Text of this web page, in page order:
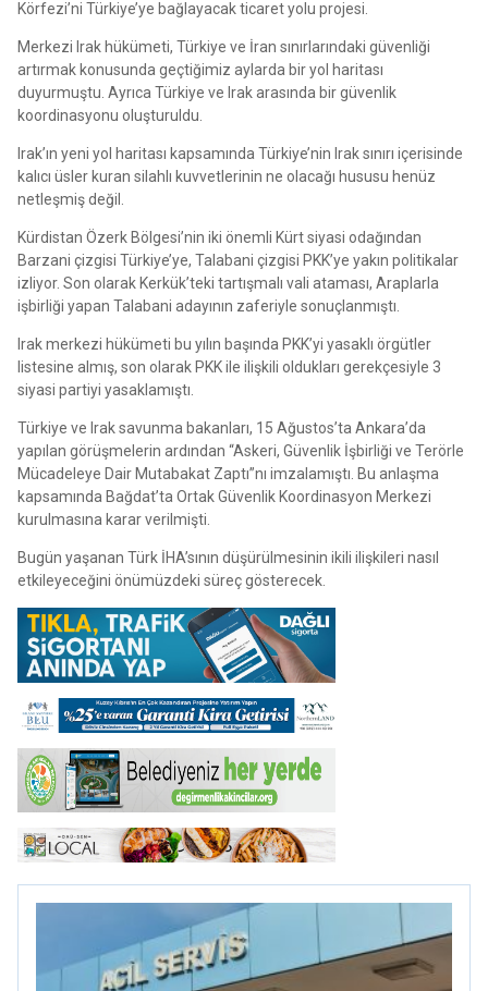
Körfezi’ni Türkiye’ye bağlayacak ticaret yolu projesi.
Merkezi Irak hükümeti, Türkiye ve İran sınırlarındaki güvenliği
artırmak konusunda geçtiğimiz aylarda bir yol haritası
duyurmuştu. Ayrıca Türkiye ve Irak arasında bir güvenlik
koordinasyonu oluşturuldu.
Irak’ın yeni yol haritası kapsamında Türkiye’nin Irak sınırı içerisinde
kalıcı üsler kuran silahlı kuvvetlerinin ne olacağı hususu henüz
netleşmiş değil.
Kürdistan Özerk Bölgesi’nin iki önemli Kürt siyasi odağından
Barzani çizgisi Türkiye’ye, Talabani çizgisi PKK’ye yakın politikalar
izliyor. Son olarak Kerkük’teki tartışmalı vali ataması, Araplarla
işbirliği yapan Talabani adayının zaferiyle sonuçlanmıştı.
Irak merkezi hükümeti bu yılın başında PKK’yi yasaklı örgütler
listesine almış, son olarak PKK ile ilişkili oldukları gerekçesiyle 3
siyasi partiyi yasaklamıştı.
Türkiye ve Irak savunma bakanları, 15 Ağustos’ta Ankara’da
yapılan görüşmelerin ardından “Askeri, Güvenlik İşbirliği ve Terörle
Mücadeleye Dair Mutabakat Zaptı”nı imzalamıştı. Bu anlaşma
kapsamında Bağdat’ta Ortak Güvenlik Koordinasyon Merkezi
kurulmasına karar verilmişti.
Bugün yaşanan Türk İHA’sının düşürülmesinin ikili ilişkileri nasıl
etkileyeceğini önümüzdeki süreç gösterecek.